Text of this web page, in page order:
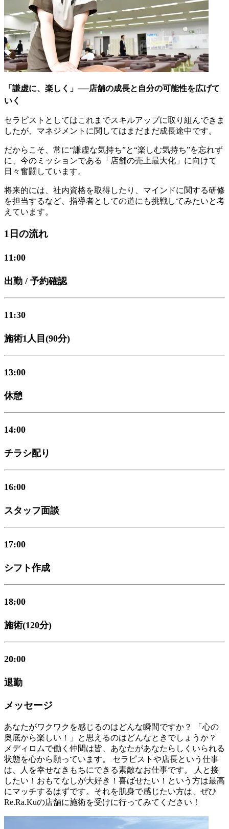
「謙虚に、楽しく」──店舗の成長と自分の可能性を広げて
いく
セラピストとしてはこれまでスキルアップに取り組んできま
したが、マネジメントに関してはまだまだ成長途中です。
だからこそ、常に“謙虚な気持ち”と“楽しむ気持ち”を忘れず
に、今のミッションである「店舗の売上最大化」に向けて
日々奮闘しています。
将来的には、社内資格を取得したり、マインドに関する研修
を担当するなど、指導者としての道にも挑戦してみたいと考
えています。
1日の流れ
11:00
出勤 / 予約確認
11:30
施術1人目(90分)
13:00
休憩
14:00
チラシ配り
16:00
スタッフ面談
17:00
シフト作成
18:00
施術(120分)
20:00
退勤
メッセージ
あなたがワクワクを感じるのはどんな瞬間ですか？ 「心の
奥底から楽しい！」と思えるのはどんなときでしょうか？
メディロムで働く仲間は皆、あなたがあなたらしくいられる
状態を心から願っています。 セラピストや店長という仕事
は、人を幸せなきもちにできる素敵なお仕事です。 人と接
したい！おもてなしが大好き！喜ばせたい！という方は最高
にマッチするはずです。それを肌身で感じたい方は、ぜひ
Re.Ra.Kuの店舗に施術を受けに行ってみてください！